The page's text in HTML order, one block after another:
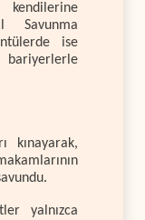
kendilerine
Savunma
ise
bariyerlerle
kınayarak,
yalnızca